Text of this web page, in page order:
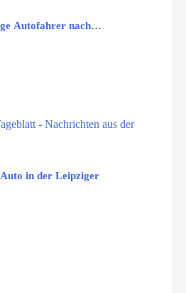
Autofahrer nach…
in der Leipziger